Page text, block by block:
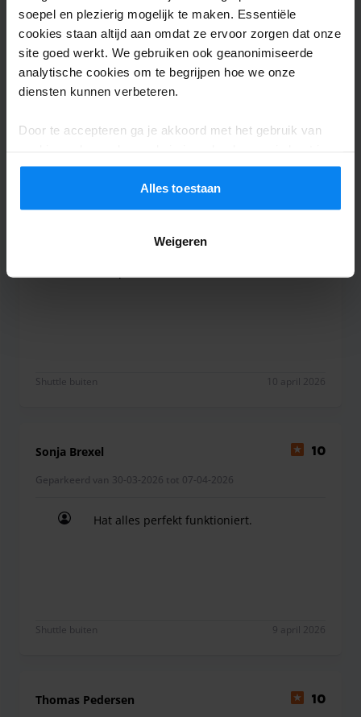
soepel en plezierig mogelijk te maken. Essentiële
cookies staan altijd aan omdat ze ervoor zorgen dat onze
site goed werkt. We gebruiken ook geanonimiseerde
analytische cookies om te begrijpen hoe we onze
diensten kunnen verbeteren.
Door te accepteren ga je akkoord met het gebruik van
instellingen op elk moment aanpassen. Bekijk voor alle
Privacybeleid.
Alles toestaan
Weigeren
Everything was fine. Would recommend!
Everything was fine. Would recommend!
Shuttle buiten 13 april 2026
Shuttle buiten 10 april 2026
Sonja Brexel 10
Geparkeerd van 30-03-2026 tot 07-04-2026
Hat alles perfekt funktioniert.
Shuttle buiten 9 april 2026
Thomas Pedersen 10